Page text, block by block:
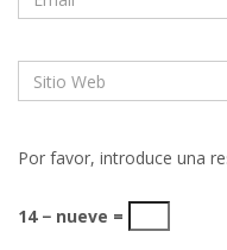
Por favor, introduce una
14 − nueve =